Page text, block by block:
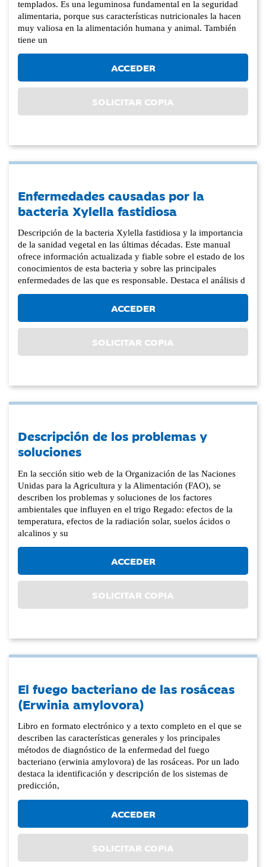
templados. Es una leguminosa fundamental en la seguridad
alimentaria, porque sus características nutricionales la hacen
muy valiosa en la alimentación humana y animal. También
tiene un
ACCEDER
SOLICITAR COPIA
Enfermedades causadas por la
bacteria Xylella fastidiosa
Descripción de la bacteria Xylella fastidiosa y la importancia
de la sanidad vegetal en las últimas décadas. Este manual
ofrece información actualizada y fiable sobre el estado de los
conocimientos de esta bacteria y sobre las principales
enfermedades de las que es responsable. Destaca el análisis d
ACCEDER
SOLICITAR COPIA
Descripción de los problemas y
soluciones
En la sección sitio web de la Organización de las Naciones
Unidas para la Agricultura y la Alimentación (FAO), se
describen los problemas y soluciones de los factores
ambientales que influyen en el trigo Regado: efectos de la
temperatura, efectos de la radiación solar, suelos ácidos o
alcalinos y su
ACCEDER
SOLICITAR COPIA
El fuego bacteriano de las rosáceas
(Erwinia amylovora)
Libro en formato electrónico y a texto completo en el que se
describen las características generales y los principales
métodos de diagnóstico de la enfermedad del fuego
bacteriano (erwinia amylovora) de las rosáceas. Por un lado
destaca la identificación y descripción de los sistemas de
predicción,
ACCEDER
SOLICITAR COPIA